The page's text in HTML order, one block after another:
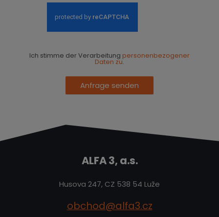
Anfrage senden
Ich stimme der Verarbeitung personenbezogener
Daten zu.
ALFA 3, a.s.
Husova 247, CZ 538 54 Luže
obchod@alfa3.cz